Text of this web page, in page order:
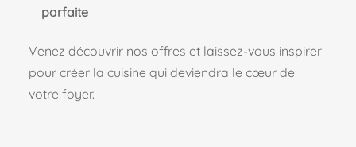
parfaite
Venez découvrir nos offres et laissez-vous inspirer
pour créer la cuisine qui deviendra le cœur de
votre foyer.